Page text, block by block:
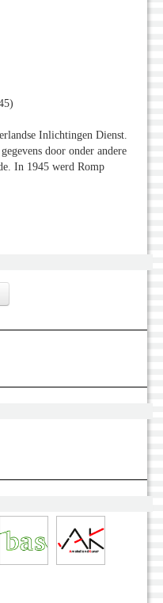
Inlichtingen Dienst.
door onder andere
In 1945 werd Romp